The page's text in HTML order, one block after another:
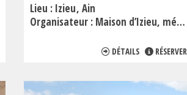
Lieu : Izieu Ain
Organisateur : Maison d’Izieu, mémorial des enfants juifs exterminés
DÉTAILS RÉSERVER